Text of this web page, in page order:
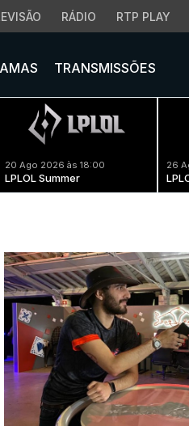
RÁDIO RTP PLAY
TRANSMISSÕES
20 Ago 2026 às 18:00
LPLOL Summer
26